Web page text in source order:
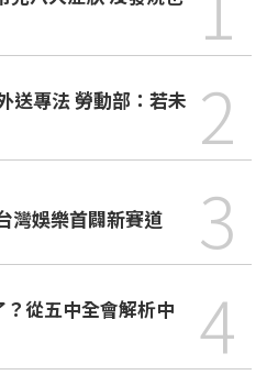
送專法 勞動部：若未 2
灣娛樂首闢新賽道 3
4